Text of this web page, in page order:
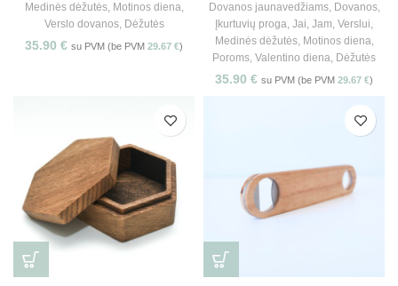
Medinės dėžutės, Motinos diena,
Verslo dovanos, Dėžutės
35.90 € su PVM (be PVM 29.67 €)
Dovanos jaunavedžiams, Dovanos,
Įkurtuvių proga, Jai, Jam, Verslui,
Medinės dėžutės, Motinos diena,
Poroms, Valentino diena, Dėžutės
35.90 € su PVM (be PVM 29.67 €)